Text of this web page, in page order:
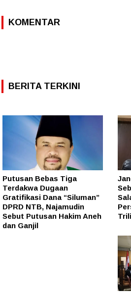
KOMENTAR
BERITA TERKINI
Putusan Bebas Tiga
Terdakwa Dugaan
Gratifikasi Dana “Siluman”
DPRD NTB, Najamudin
Sebut Putusan Hakim Aneh
dan Ganjil